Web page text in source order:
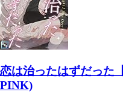
恋は治ったはずだった
PINK)